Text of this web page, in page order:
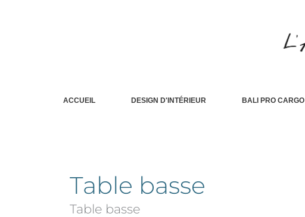
ACCUEIL DESIGN D'INTÉRIEUR BALI PRO CARGO
Table basse
Table basse